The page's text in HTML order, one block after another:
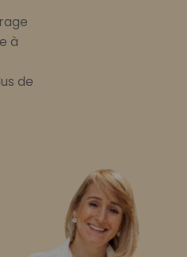
à
de